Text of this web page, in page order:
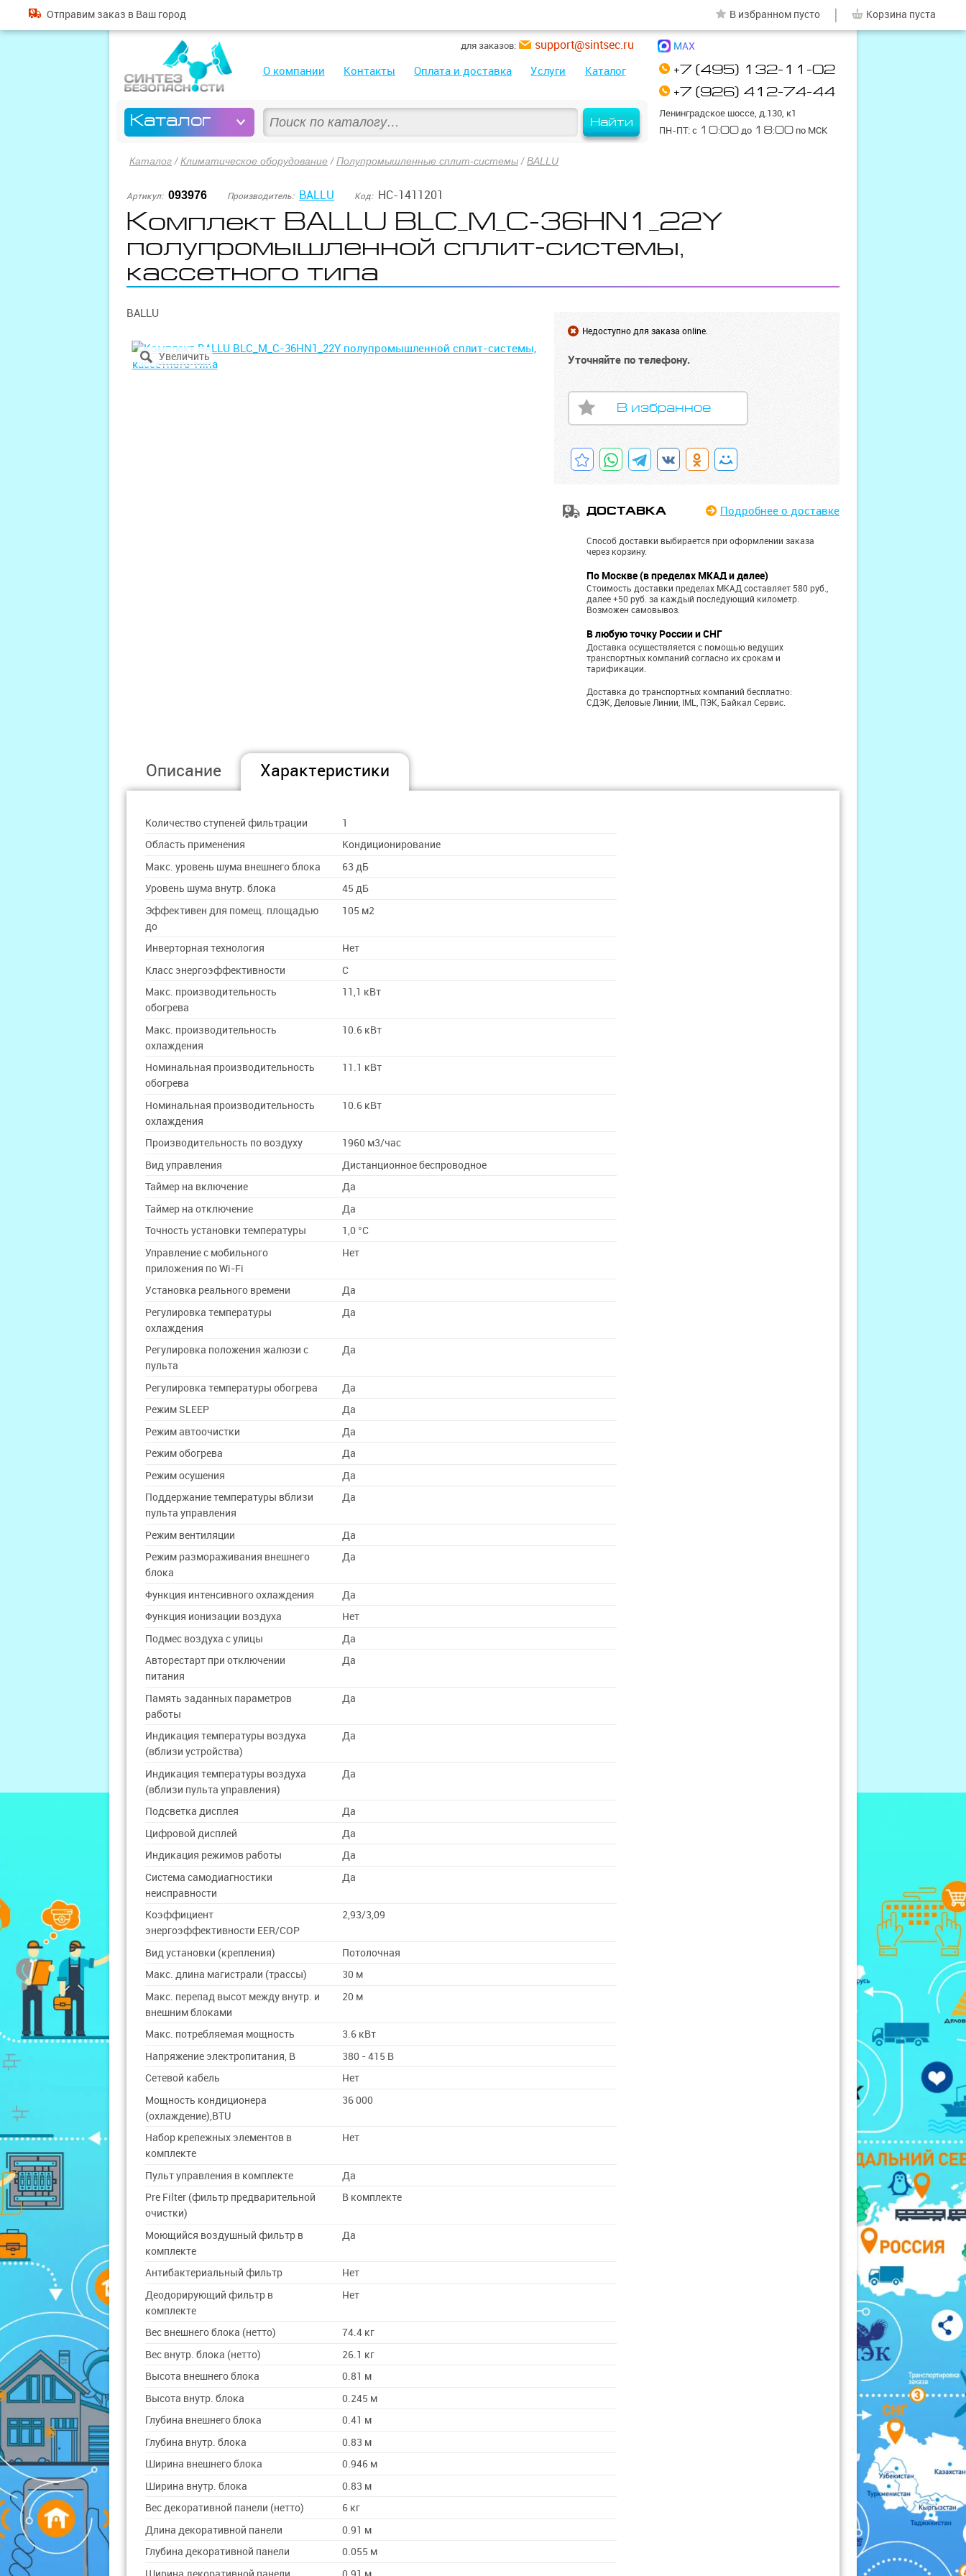
Найти
О компании Контакты Оплата и доставка Услуги Каталог
Каталог
+7 (495) 132-11-02
+7 (926) 412-74-44
Ленинградское шоссе, д.130, к1
ПН-ПТ: с 10:00 до 18:00 по МСК
для заказов: support@sintsec.ru MAX
Отправим заказ в Ваш город В избранном пусто Корзина пуста
Каталог /Климатическое оборудование /Полупромышленные сплит-системы /BALLU
Артикул: 093976 Производитель: BALLU Код: НС-1411201
Комплект BALLU BLC_M_C-36HN1_22Y
полупромышленной сплит-системы,
кассетного типа
BALLU
Недоступно для заказа online.
Уточняйте по телефону.
В избранное
ДОСТАВКА Подробнее о доставке
Способ доставки выбирается при оформлении заказа
через корзину.
По Москве (в пределах МКАД и далее)
Стоимость доставки пределах МКАД составляет 580 руб.,
далее +50 руб. за каждый последующий километр.
Возможен самовывоз.
В любую точку России и СНГ
Доставка осуществляется с помощью ведущих
транспортных компаний согласно их срокам и
тарификации.
Доставка до транспортных компаний бесплатно:
СДЭК, Деловые Линии, IML, ПЭК, Байкал Сервис.
Описание Характеристики
Количество ступеней фильтрации
1
Область применения
Кондиционирование
Макс. уровень шума внешнего блока
63 дБ
Уровень шума внутр. блока
45 дБ
Эффективен для помещ. площадью
до
105 м2
Инверторная технология
Нет
Класс энергоэффективности
C
Макс. производительность
обогрева
11,1 кВт
Макс. производительность
охлаждения
10.6 кВт
Номинальная производительность
обогрева
11.1 кВт
Номинальная производительность
охлаждения
10.6 кВт
Производительность по воздуху
1960 м3/час
Вид управления
Дистанционное беспроводное
Таймер на включение
Да
Таймер на отключение
Да
Точность установки температуры
1,0 °С
Управление c мобильного
приложения по Wi-Fi
Нет
Установка реального времени
Да
Регулировка температуры
охлаждения
Да
Регулировка положения жалюзи с
пульта
Да
Регулировка температуры обогрева
Да
Режим SLEEP
Да
Режим автоочистки
Да
Режим обогрева
Да
Режим осушения
Да
Поддержание температуры вблизи
пульта управления
Да
Режим вентиляции
Да
Режим размораживания внешнего
блока
Да
Функция интенсивного охлаждения
Да
Функция ионизации воздуха
Нет
Подмес воздуха с улицы
Да
Авторестарт при отключении
питания
Да
Память заданных параметров
работы
Да
Индикация температуры воздуха
(вблизи устройства)
Да
Индикация температуры воздуха
(вблизи пульта управления)
Да
Подсветка дисплея
Да
Цифровой дисплей
Да
Индикация режимов работы
Да
Система самодиагностики
неисправности
Да
Коэффициент
энергоэффективности EER/COP
2,93/3,09
Вид установки (крепления)
Потолочная
Макс. длина магистрали (трассы)
30 м
Макс. перепад высот между внутр. и
внешним блоками
20 м
Макс. потребляемая мощность
3.6 кВт
Напряжение электропитания, В
380 - 415 В
Сетевой кабель
Нет
Мощность кондиционера
(охлаждение),BTU
36 000
Набор крепежных элементов в
комплекте
Нет
Пульт управления в комплекте
Да
Pre Filter (фильтр предварительной
очистки)
В комплекте
Моющийся воздушный фильтр в
комплекте
Да
Антибактериальный фильтр
Нет
Деодорирующий фильтр в
комплекте
Нет
Вес внешнего блока (нетто)
74.4 кг
Вес внутр. блока (нетто)
26.1 кг
Высота внешнего блока
0.81 м
Высота внутр. блока
0.245 м
Глубина внешнего блока
0.41 м
Глубина внутр. блока
0.83 м
Ширина внешнего блока
0.946 м
Ширина внутр. блока
0.83 м
Вес декоративной панели (нетто)
6 кг
Длина декоративной панели
0.91 м
Глубина декоративной панели
0.055 м